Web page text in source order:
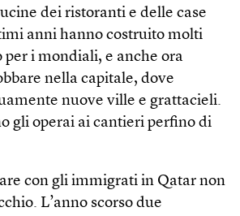
dei ristoranti e delle case
anni hanno costruito molti
per i mondiali, e anche ora
nella capitale, dove
nuove ville e grattacieli.
gli operai ai cantieri perfino di
con gli immigrati in Qatar non
L’anno scorso due